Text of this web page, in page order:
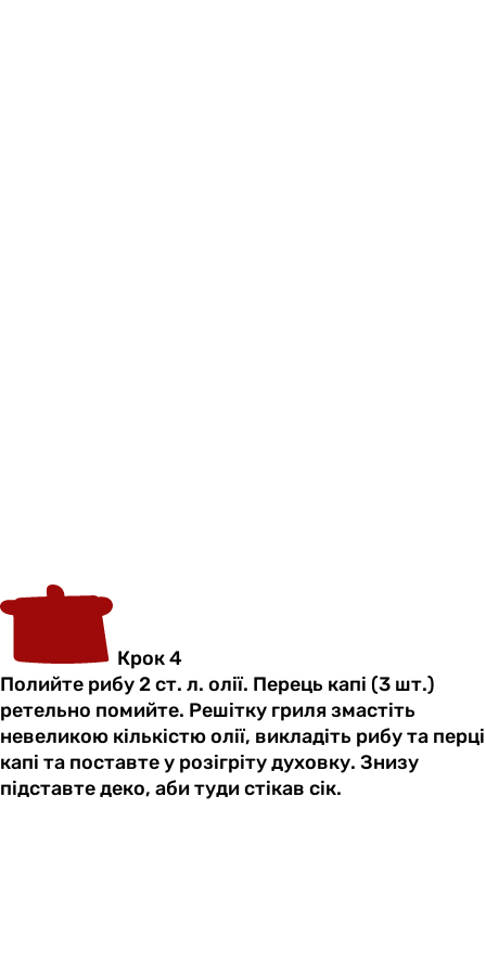
Крок 4
Полийте рибу 2 ст. л. олії. Перець капі (3 шт.)
ретельно помийте. Решітку гриля змастіть
невеликою кількістю олії, викладіть рибу та перці
капі та поставте у розігріту духовку. Знизу
підставте деко, аби туди стікав сік.